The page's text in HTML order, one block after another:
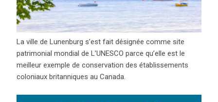
La ville de Lunenburg s’est fait désignée comme site
patrimonial mondial de L’UNESCO parce qu’elle est le
meilleur exemple de conservation des établissements
coloniaux britanniques au Canada.